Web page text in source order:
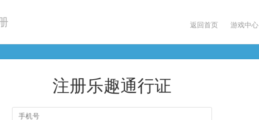
返回首页 游戏中心
注册乐趣通行证